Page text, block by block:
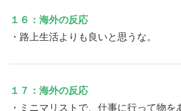
１６：海外の反応
・路上生活よりも良いと思うな。
１７：海外の反応
・ミニマリストで、仕事に行って物を